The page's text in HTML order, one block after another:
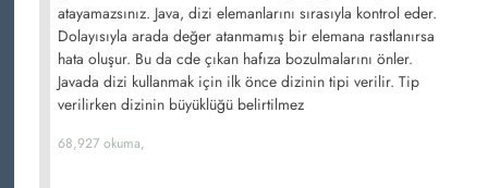
atayamazsınız. Java, dizi elemanlarını sırasıyla kontrol eder.
Dolayısıyla arada değer atanmamış bir elemana rastlanırsa
hata oluşur. Bu da cde çıkan hafıza bozulmalarını önler.
Javada dizi kullanmak için ilk önce dizinin tipi verilir. Tip
verilirken dizinin büyüklüğü belirtilmez
68,927 okuma,